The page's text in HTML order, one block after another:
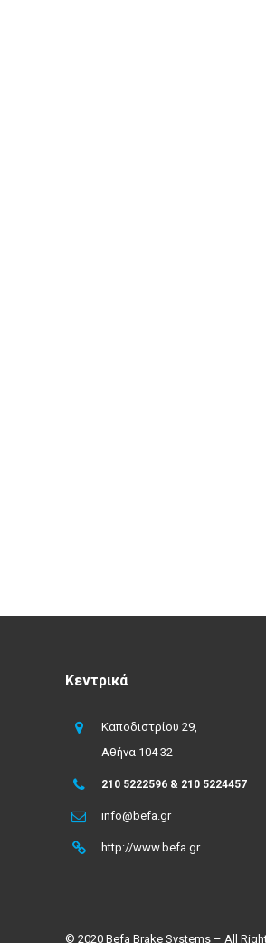
Κεντρικά
Καποδιστρίου 29,
Αθήνα 104 32
210 5222596 & 210 5224457
info@befa.gr
http://www.befa.gr
© 2020 Befa Brake Systems – All